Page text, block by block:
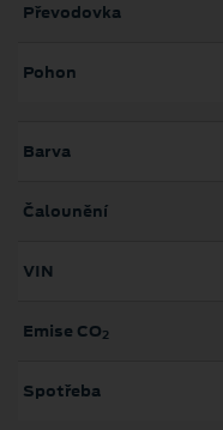
Převodovka
Pohon
Barva
Čalounění
VIN
Emise CO2
Spotřeba